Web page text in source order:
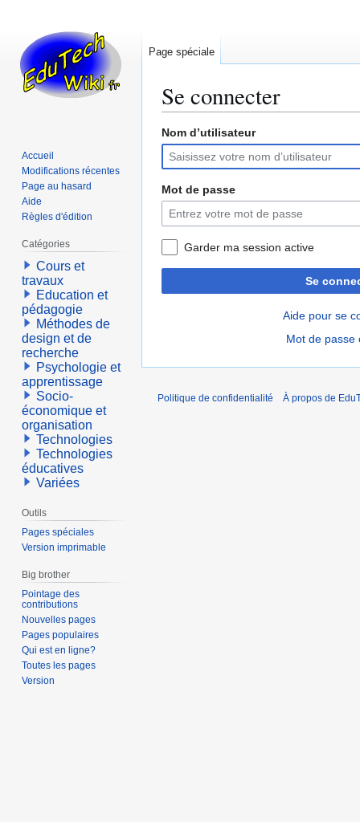
Se connecter
Aller
la
navigation
Aller
la
recherche
Nom d’utilisateur
Mot de passe
Garder ma session active
Se
Aide pour se
Mot de passe
Page spéciale
Accueil
Modifications récentes
Page au hasard
Aide
Règles d'édition
Catégories
Cours et
travaux
Education et
pédagogie
Méthodes de
design et de
recherche
Psychologie et
apprentissage
Socio-
économique et
organisation
Technologies
Technologies
éducatives
Variées
Outils
Pages spéciales
Version imprimable
Big brother
Pointage des
contributions
Nouvelles pages
Pages populaires
Qui est en ligne?
Toutes les pages
Version
Politique de confidentialité À propos de